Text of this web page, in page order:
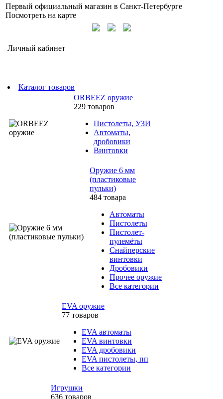
Первый официальный магазин в Санкт-Петербурге
Посмотреть на карте
Личный кабинет
Каталог товаров
ORBEEZ оружие
229 товаров
Пистолеты, УЗИ
Автоматы,
дробовики
Винтовки
Оружие 6 мм
(пластиковые
пульки)
484 товара
Автоматы
Пистолеты
Пистолет-
пулемёты
Снайперские
винтовки
Дробовики
Прочее оружие
Все категории
EVA оружие
77 товаров
EVA автоматы
EVA винтовки
EVA дробовики
EVA пистолеты, пп
Все категории
Игрушки
636 товаров